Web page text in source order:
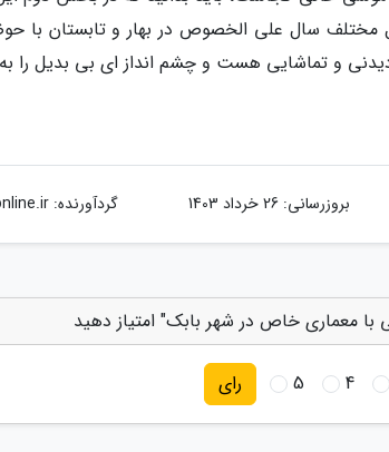
در فصول مختلف سال علی الخصوص در بهار و تابستان
دیدنی و تماشایی هست و چشم انداز ای بی بدیل را
بروزرسانی: 26 خرداد 1403 گردآورنده:
با معماری خاص در شهر بابک" امتیاز دهید
4
5 رای